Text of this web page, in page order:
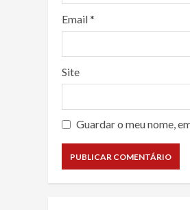
Email*
Site
Guardar o meu nome,